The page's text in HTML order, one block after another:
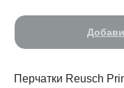
Перчатки Reusch